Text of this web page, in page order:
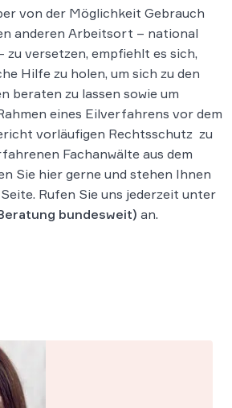
von der Möglichkeit Gebrauch
anderen Arbeitsort – national
versetzen, empfiehlt es sich,
Hilfe zu holen, um sich zu den
beraten zu lassen sowie um
eines Eilverfahrens vor dem
vorläufigen Rechtsschutz zu
Fachanwälte aus dem
Sie hier gerne und stehen Ihnen
Rufen Sie uns jederzeit unter
bundesweit) an.